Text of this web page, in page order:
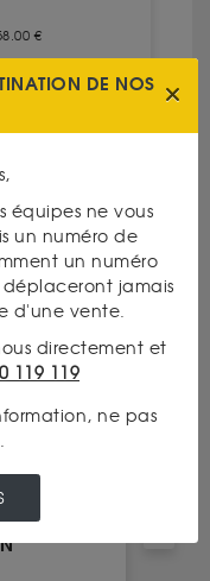
€
de
€
CATÉGORIE
DE NOS
équipes ne vous
un numéro de
un numéro
jamais
d'une vente.
directement et
119 119
ne pas